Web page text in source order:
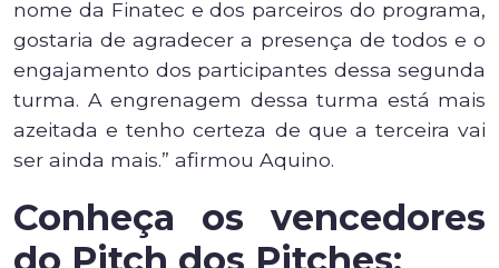
nome da Finatec e dos parceiros do programa,
gostaria de agradecer a presença de todos e o
engajamento dos participantes dessa segunda
turma. A engrenagem dessa turma está mais
azeitada e tenho certeza de que a terceira vai
ser ainda mais.” afirmou Aquino.
Conheça os vencedores